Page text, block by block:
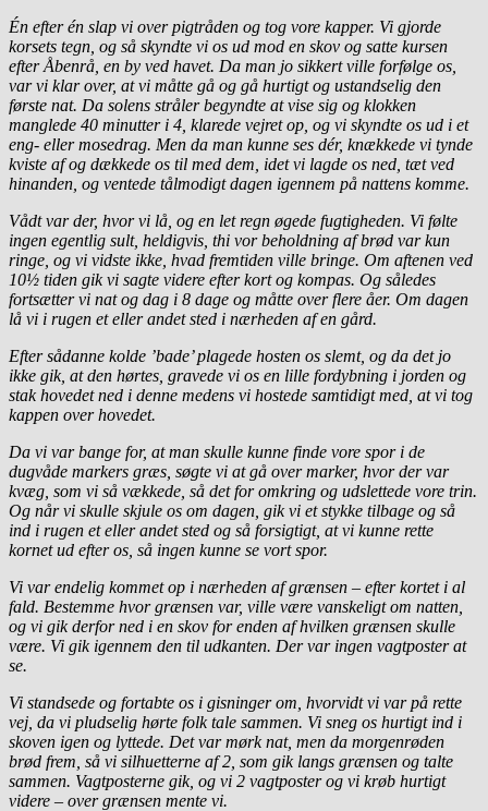
Én efter én slap vi over pigtråden og tog vore kapper. Vi gjorde
korsets tegn, og så skyndte vi os ud mod en skov og satte kursen
efter Åbenrå, en by ved havet. Da man jo sikkert ville forfølge os,
var vi klar over, at vi måtte gå og gå hurtigt og ustandselig den
første nat. Da solens stråler begyndte at vise sig og klokken
manglede 40 minutter i 4, klarede vejret op, og vi skyndte os ud i et
eng- eller mosedrag. Men da man kunne ses dér, knækkede vi tynde
kviste af og dækkede os til med dem, idet vi lagde os ned, tæt ved
hinanden, og ventede tålmodigt dagen igennem på nattens komme.
Vådt var der, hvor vi lå, og en let regn øgede fugtigheden. Vi følte
ingen egentlig sult, heldigvis, thi vor beholdning af brød var kun
ringe, og vi vidste ikke, hvad fremtiden ville bringe. Om aftenen ved
10½ tiden gik vi sagte videre efter kort og kompas. Og således
fortsætter vi nat og dag i 8 dage og måtte over flere åer. Om dagen
lå vi i rugen et eller andet sted i nærheden af en gård.
Efter sådanne kolde ’bade’ plagede hosten os slemt, og da det jo
ikke gik, at den hørtes, gravede vi os en lille fordybning i jorden og
stak hovedet ned i denne medens vi hostede samtidigt med, at vi tog
kappen over hovedet.
Da vi var bange for, at man skulle kunne finde vore spor i de
dugvåde markers græs, søgte vi at gå over marker, hvor der var
kvæg, som vi så vækkede, så det for omkring og udslettede vore trin.
Og når vi skulle skjule os om dagen, gik vi et stykke tilbage og så
ind i rugen et eller andet sted og så forsigtigt, at vi kunne rette
kornet ud efter os, så ingen kunne se vort spor.
Vi var endelig kommet op i nærheden af grænsen – efter kortet i al
fald. Bestemme hvor grænsen var, ville være vanskeligt om natten,
og vi gik derfor ned i en skov for enden af hvilken grænsen skulle
være. Vi gik igennem den til udkanten. Der var ingen vagtposter at
se.
Vi standsede og fortabte os i gisninger om, hvorvidt vi var på rette
vej, da vi pludselig hørte folk tale sammen. Vi sneg os hurtigt ind i
skoven igen og lyttede. Det var mørk nat, men da morgenrøden
brød frem, så vi silhuetterne af 2, som gik langs grænsen og talte
sammen. Vagtposterne gik, og vi 2 vagtposter og vi krøb hurtigt
videre – over grænsen mente vi.